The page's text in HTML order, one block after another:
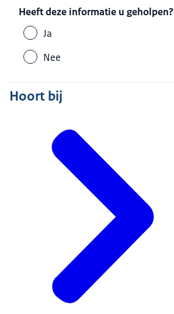
Heeft deze informatie u geholpen?
Ja
Nee
Hoort bij